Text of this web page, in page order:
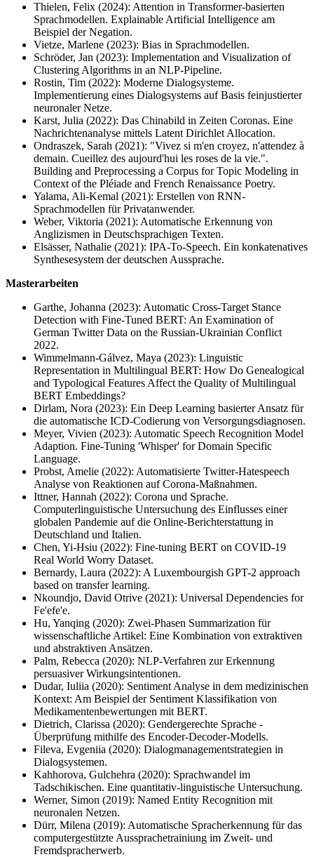
Thielen, Felix (2024): Attention in Transformer-basierten
Sprachmodellen. Explainable Artificial Intelligence am
Beispiel der Negation.
Vietze, Marlene (2023): Bias in Sprachmodellen.
Schröder, Jan (2023): Implementation and Visualization of
Clustering Algorithms in an NLP-Pipeline.
Rostin, Tim (2022): Moderne Dialogsysteme.
Implementierung eines Dialogsystems auf Basis feinjustierter
neuronaler Netze.
Karst, Julia (2022): Das Chinabild in Zeiten Coronas. Eine
Nachrichtenanalyse mittels Latent Dirichlet Allocation.
Ondraszek, Sarah (2021): "Vivez si m'en croyez, n'attendez à
demain. Cueillez des aujourd'hui les roses de la vie.".
Building and Preprocessing a Corpus for Topic Modeling in
Context of the Pléiade and French Renaissance Poetry.
Yalama, Ali-Kemal (2021): Erstellen von RNN-
Sprachmodellen für Privatanwender.
Weber, Viktoria (2021): Automatische Erkennung von
Anglizismen in Deutschsprachigen Texten.
Elsässer, Nathalie (2021): IPA-To-Speech. Ein konkatenatives
Synthesesystem der deutschen Aussprache.
Masterarbeiten
Garthe, Johanna (2023): Automatic Cross-Target Stance
Detection with Fine-Tuned BERT: An Examination of
German Twitter Data on the Russian-Ukrainian Conflict
2022.
Wimmelmann-Gálvez, Maya (2023): Linguistic
Representation in Multilingual BERT: How Do Genealogical
and Typological Features Affect the Quality of Multilingual
BERT Embeddings?
Dirlam, Nora (2023): Ein Deep Learning basierter Ansatz für
die automatische ICD-Codierung von Versorgungsdiagnosen.
Meyer, Vivien (2023): Automatic Speech Recognition Model
Adaption. Fine-Tuning 'Whisper' for Domain Specific
Language.
Probst, Amelie (2022): Automatisierte Twitter-Hatespeech
Analyse von Reaktionen auf Corona-Maßnahmen.
Ittner, Hannah (2022): Corona und Sprache.
Computerlinguistische Untersuchung des Einflusses einer
globalen Pandemie auf die Online-Berichterstattung in
Deutschland und Italien.
Chen, Yi-Hsiu (2022): Fine-tuning BERT on COVID-19
Real World Worry Dataset.
Bernardy, Laura (2022): A Luxembourgish GPT-2 approach
based on transfer learning.
Nkoundjo, David Otrive (2021): Universal Dependencies for
Fe'efe'e.
Hu, Yanqing (2020): Zwei-Phasen Summarization für
wissenschaftliche Artikel: Eine Kombination von extraktiven
und abstraktiven Ansätzen.
Palm, Rebecca (2020): NLP-Verfahren zur Erkennung
persuasiver Wirkungsintentionen.
Dudar, Iuliia (2020): Sentiment Analyse in dem medizinischen
Kontext: Am Beispiel der Sentiment Klassifikation von
Medikamentenbewertungen mit BERT.
Dietrich, Clarissa (2020): Gendergerechte Sprache -
Überprüfung mithilfe des Encoder-Decoder-Modells.
Fileva, Evgeniia (2020): Dialogmanagementstrategien in
Dialogsystemen.
Kahhorova, Gulchehra (2020): Sprachwandel im
Tadschikischen. Eine quantitativ-linguistische Untersuchung.
Werner, Simon (2019): Named Entity Recognition mit
neuronalen Netzen.
Dürr, Milena (2019): Automatische Spracherkennung für das
computergestützte Aussprachetrainiung im Zweit- und
Fremdspracherwerb.